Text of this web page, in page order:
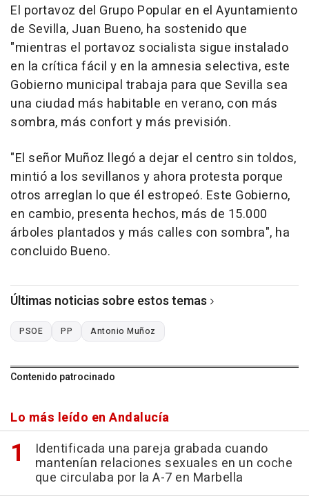
El portavoz del Grupo Popular en el Ayuntamiento
de Sevilla, Juan Bueno, ha sostenido que
"mientras el portavoz socialista sigue instalado
en la crítica fácil y en la amnesia selectiva, este
Gobierno municipal trabaja para que Sevilla sea
una ciudad más habitable en verano, con más
sombra, más confort y más previsión.
"El señor Muñoz llegó a dejar el centro sin toldos,
mintió a los sevillanos y ahora protesta porque
otros arreglan lo que él estropeó. Este Gobierno,
en cambio, presenta hechos, más de 15.000
árboles plantados y más calles con sombra", ha
concluido Bueno.
Últimas noticias sobre estos temas
PSOE PP Antonio Muñoz
Contenido patrocinado
Lo más leído en Andalucía
Identificada una pareja grabada cuando
mantenían relaciones sexuales en un coche
que circulaba por la A-7 en Marbella